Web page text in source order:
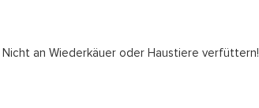
an Wiederkäuer oder Haustiere